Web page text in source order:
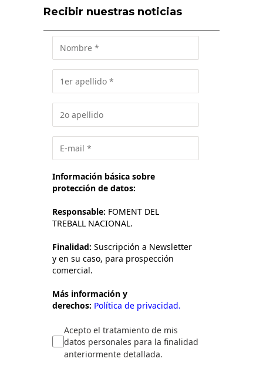
Recibir nuestras noticias
Información básica sobre
protección de datos:
Responsable: FOMENT DEL
TREBALL NACIONAL.
Finalidad: Suscripción a Newsletter
y en su caso, para prospección
comercial.
Más información y
derechos: Política de privacidad.
Acepto el tratamiento de mis
datos personales para la finalidad
anteriormente detallada.